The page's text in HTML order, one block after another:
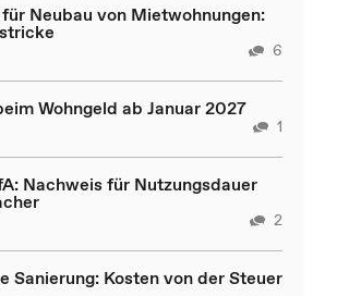
Neubau von Mietwohnungen:
6
Wohngeld ab Januar 2027
1
Nachweis für Nutzungsdauer
2
Sanierung: Kosten von der Steuer